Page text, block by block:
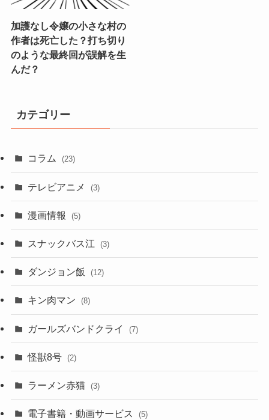
加護なし令嬢の小さな村の
作者は死亡した？打ち切り
のような最終回が誤解を生
んだ？
カテゴリー
コラム (23)
テレビアニメ (3)
漫画情報 (5)
スナックバス江 (3)
ダンジョン飯 (12)
キン肉マン (8)
ガールズバンドクライ (7)
怪獣8号 (2)
ラーメン赤猫 (3)
電子書籍・動画サービス (5)